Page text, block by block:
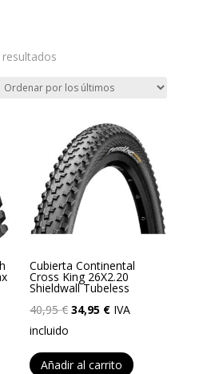
Ordenado
los
Cubierta Continental
Cross King 26X2.20
Shieldwall Tubeless
40,95€ El
original
34,95 €El
actual
IVA
incluido
Añadir al carrito